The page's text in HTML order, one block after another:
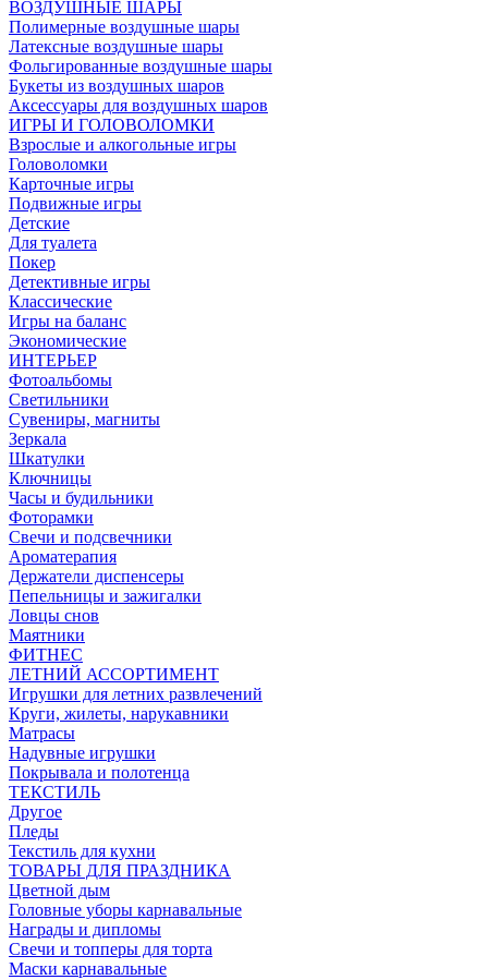
ВОЗДУШНЫЕ ШАРЫ
Полимерные воздушные шары
Латексные воздушные шары
Фольгированные воздушные шары
Букеты из воздушных шаров
Аксессуары для воздушных шаров
ИГРЫ И ГОЛОВОЛОМКИ
Взрослые и алкогольные игры
Головоломки
Карточные игры
Подвижные игры
Детские
Для туалета
Покер
Детективные игры
Классические
Игры на баланс
Экономические
ИНТЕРЬЕР
Фотоальбомы
Светильники
Сувениры, магниты
Зеркала
Шкатулки
Ключницы
Часы и будильники
Фоторамки
Свечи и подсвечники
Ароматерапия
Держатели диспенсеры
Пепельницы и зажигалки
Ловцы снов
Маятники
ФИТНЕС
ЛЕТНИЙ АССОРТИМЕНТ
Игрушки для летних развлечений
Круги, жилеты, нарукавники
Матрасы
Надувные игрушки
Покрывала и полотенца
ТЕКСТИЛЬ
Другое
Пледы
Текстиль для кухни
ТОВАРЫ ДЛЯ ПРАЗДНИКА
Цветной дым
Головные уборы карнавальные
Награды и дипломы
Свечи и топперы для торта
Маски карнавальные